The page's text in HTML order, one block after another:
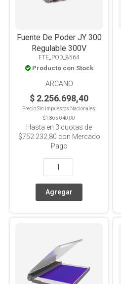
Fuente De Poder JY 300
Regulable 300V
FTE_POD_8564
Producto con Stock
ARCANO
$ 2.256.698,40
Precio Sin Impuestos Nacionales:
$1.865.040,00
Hasta en 3 cuotas de
$752.232,80 con Mercado
Pago